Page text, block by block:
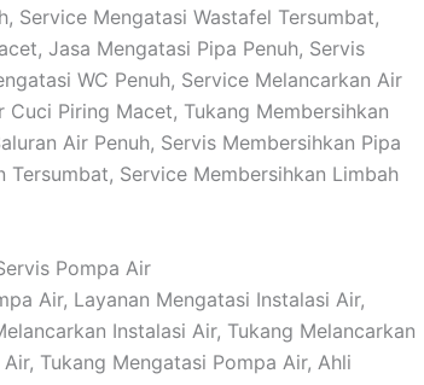
Service Mengatasi Wastafel Tersumbat,
Jasa Mengatasi Pipa Penuh, Servis
WC Penuh, Service Melancarkan Air
Cuci Piring Macet, Tukang Membersihkan
Air Penuh, Servis Membersihkan Pipa
Tersumbat, Service Membersihkan Limbah
Pompa Air
Air, Layanan Mengatasi Instalasi Air,
Instalasi Air, Tukang Melancarkan
Tukang Mengatasi Pompa Air, Ahli